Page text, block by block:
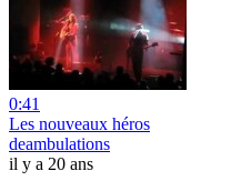
0:41
Les nouveaux héros
deambulations
il y a 20 ans